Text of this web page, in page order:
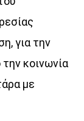
για την
κοινωνία
με